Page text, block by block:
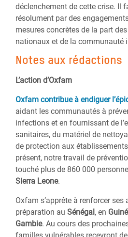
déclenchement de cette crise. Il
résolument par des
mesures concrètes de la part
nationaux et de la communauté
Notes aux rédactions
L’action d’Oxfam
Oxfam contribue à endiguer
aidant les communautés à
infections et en fournissant de
sanitaires, du matériel de
de protection aux
présent, notre travail de
touché plus de 860 000
Sierra Leone.
Oxfam s’apprête à renforcer ses
préparation au Sénégal, en
Gambie. Au cours des